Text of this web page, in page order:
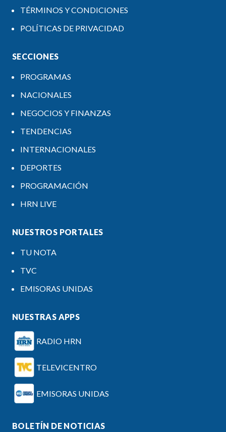
TÉRMINOS Y CONDICIONES
POLÍTICAS DE PRIVACIDAD
SECCIONES
PROGRAMAS
NACIONALES
NEGOCIOS Y FINANZAS
TENDENCIAS
INTERNACIONALES
DEPORTES
PROGRAMACIÓN
HRN LIVE
NUESTROS PORTALES
TU NOTA
TVC
EMISORAS UNIDAS
NUESTRAS APPS
RADIO HRN
TELEVICENTRO
EMISORAS UNIDAS
BOLETÍN DE NOTICIAS